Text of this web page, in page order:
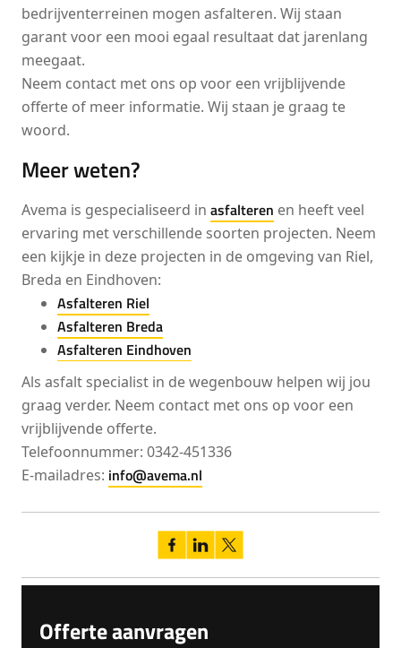
bedrijventerreinen mogen asfalteren. Wij staan
garant voor een mooi egaal resultaat dat jarenlang
meegaat.
Neem contact met ons op voor een vrijblijvende
offerte of meer informatie. Wij staan je graag te
woord.
Meer weten?
Avema is gespecialiseerd in asfalteren en heeft veel
ervaring met verschillende soorten projecten. Neem
een kijkje in deze projecten in de omgeving van Riel,
Breda en Eindhoven:
Asfalteren Riel
Asfalteren Breda
Asfalteren Eindhoven
Als asfalt specialist in de wegenbouw helpen wij jou
graag verder. Neem contact met ons op voor een
vrijblijvende offerte.
Telefoonnummer: 0342-451336
E-mailadres: info@avema.nl
Offerte aanvragen